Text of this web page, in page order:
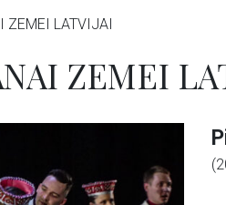
LATVIJAI
ZEMEI